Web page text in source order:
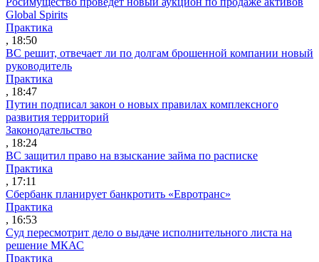
Global Spirits
Практика
, 18:50
ВС решит, отвечает ли по долгам брошенной компании новый
руководитель
Практика
, 18:47
Путин подписал закон о новых правилах комплексного
развития территорий
Законодательство
, 18:24
ВС защитил право на взыскание займа по расписке
Практика
, 17:11
Сбербанк планирует банкротить «Евротранс»
Практика
, 16:53
Суд пересмотрит дело о выдаче исполнительного листа на
решение МКАС
Практика